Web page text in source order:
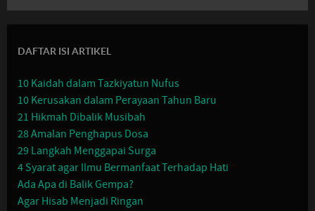
DAFTAR ISI ARTIKEL
10 Kaidah dalam Tazkiyatun Nufus
10 Kerusakan dalam Perayaan Tahun Baru
21 Hikmah Dibalik Musibah
28 Amalan Penghapus Dosa
29 Langkah Menggapai Surga
4 Syarat agar Ilmu Bermanfaat Terhadap Hati
Ada Apa di Balik Gempa?
Agar Hisab Menjadi Ringan